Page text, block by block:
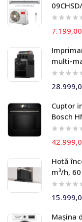
multi-
Combo
Cuptor
Bosch
Hotă
m³/h,
Mașina